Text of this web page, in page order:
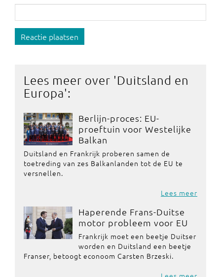
Reactie plaatsen
Lees meer over 'Duitsland en
Europa':
Berlijn-proces: EU-
proeftuin voor Westelijke
Balkan
Duitsland en Frankrijk proberen samen de
toetreding van zes Balkanlanden tot de EU te
versnellen.
Lees meer
Haperende Frans-Duitse
motor probleem voor EU
Frankrijk moet een beetje Duitser
worden en Duitsland een beetje
Franser, betoogt econoom Carsten Brzeski.